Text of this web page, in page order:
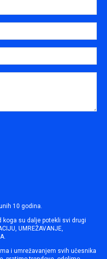
10 godina.
su dalje potekli svi drugi
UMREŽAVANJE,
i umrežavanjem svih učesnika